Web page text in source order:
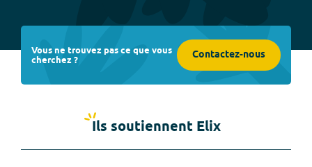
Vous ne trouvez pas ce que vous
cherchez ? Contactez-nous
Ils soutiennent Elix